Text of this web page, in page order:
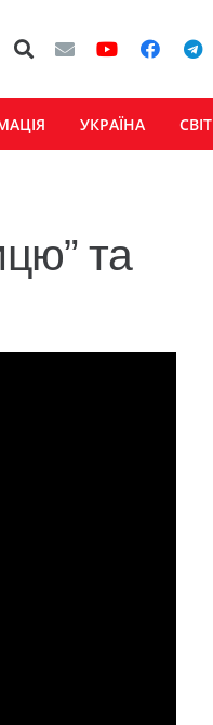
УКРАЇНА СВІТ
та